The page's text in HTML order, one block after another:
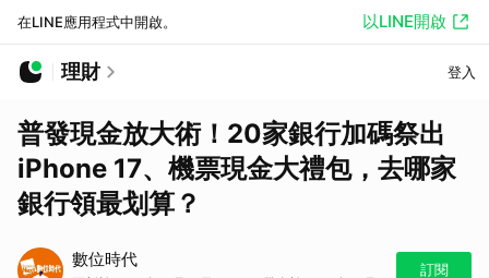
在LINE應用程式中開啟。 以LINE開啟
理財 登入
普發現金放大術！20家銀行加碼祭出
iPhone 17、機票現金大禮包，去哪家
銀行領最划算？
數位時代 訂閱